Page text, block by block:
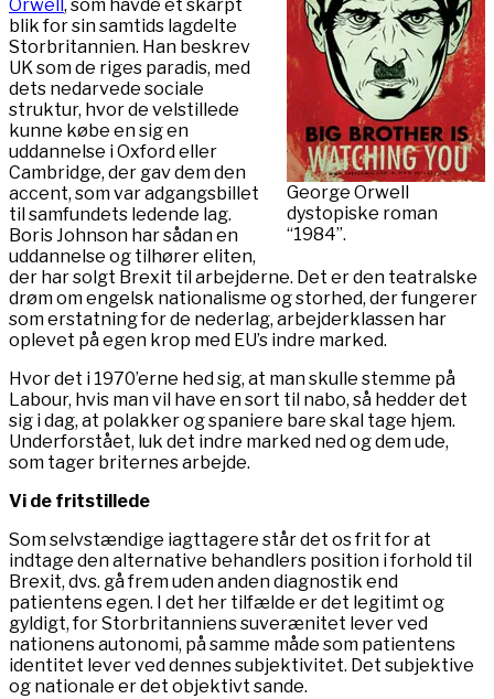
George Orwell
dystopiske roman
“1984”.
Orwell , som havde et skarpt
blik for sin samtids lagdelte
Storbritannien. Han beskrev
UK som de riges paradis, med
dets nedarvede sociale
struktur, hvor de velstillede
kunne købe en sig en
uddannelse i Oxford eller
Cambridge, der gav dem den
accent, som var adgangsbillet
til samfundets ledende lag.
Boris Johnson har sådan en
uddannelse og tilhører eliten,
der har solgt Brexit til arbejderne. Det er den teatralske
drøm om engelsk nationalisme og storhed, der fungerer
som erstatning for de nederlag, arbejderklassen har
oplevet på egen krop med EU’s indre marked.
Hvor det i 1970’erne hed sig, at man skulle stemme på
Labour, hvis man vil have en sort til nabo, så hedder det
sig i dag, at polakker og spaniere bare skal tage hjem.
Underforstået, luk det indre marked ned og dem ude,
som tager briternes arbejde.
Vi de fritstillede
Som selvstændige iagttagere står det os frit for at
indtage den alternative behandlers position i forhold til
Brexit, dvs. gå frem uden anden diagnostik end
patientens egen. I det her tilfælde er det legitimt og
gyldigt, for Storbritanniens suverænitet lever ved
nationens autonomi, på samme måde som patientens
identitet lever ved dennes subjektivitet. Det subjektive
og nationale er det objektivt sande.